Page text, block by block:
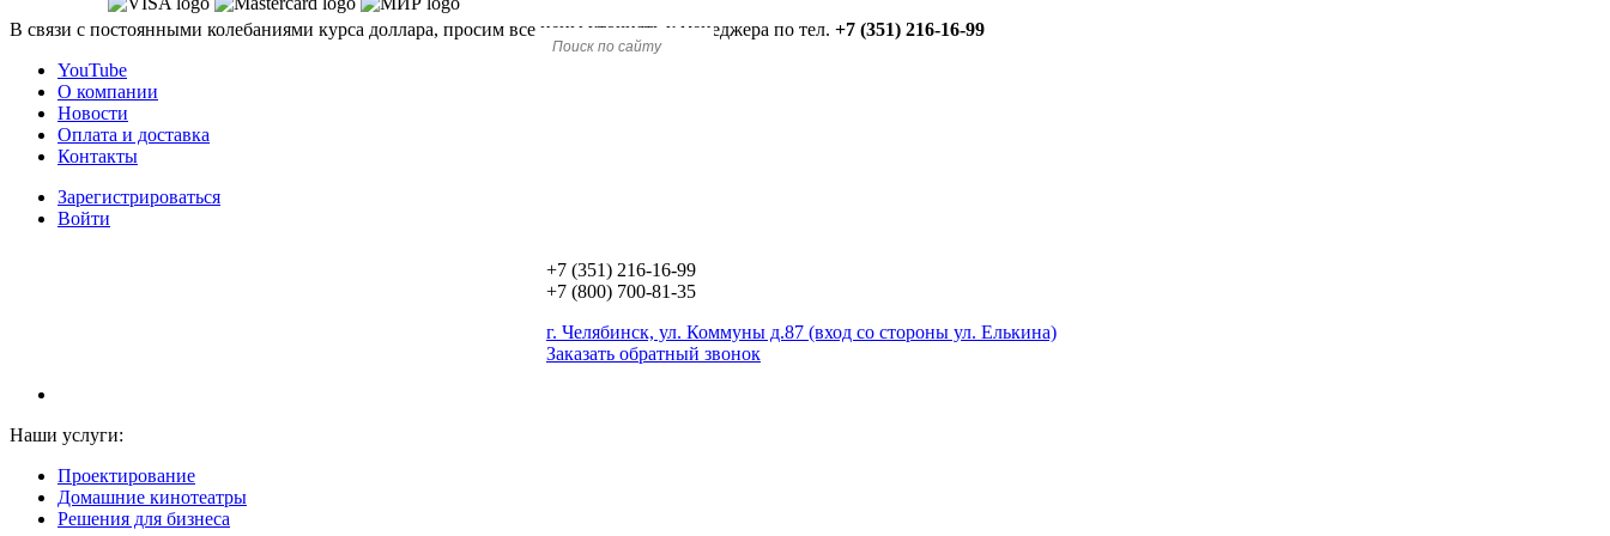
В связи с постоянными колебаниями курса доллара, просим все цены уточнять у менеджера по тел. +7 (351) 216-16-99
YouTube
О компании
Новости
Оплата и доставка
Контакты
Зарегистрироваться
Войти
+7 (351) 216-16-99
+7 (800) 700-81-35
г. Челябинск, ул. Коммуны д.87 (вход со стороны ул. Елькина)
Заказать обратный звонок
Наши услуги:
Проектирование
Домашние кинотеатры
Решения для бизнеса